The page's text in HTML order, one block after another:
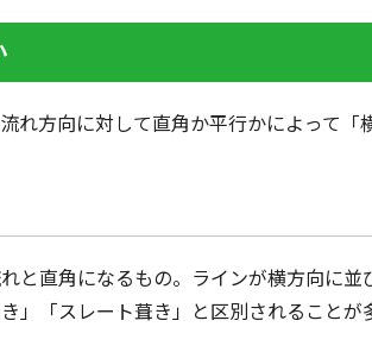
れ方向に対して直角か平行かによって「
と直角になるもの。ラインが横方向に
」「スレート葺き」と区別されることが